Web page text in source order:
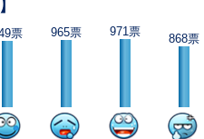
票 965票 971票
868票